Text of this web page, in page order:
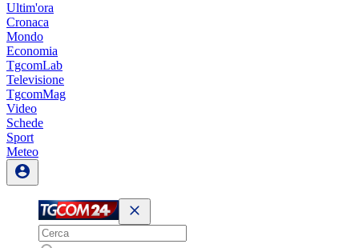
Ultim'ora
Cronaca
Mondo
Economia
TgcomLab
Televisione
TgcomMag
Video
Schede
Sport
Meteo